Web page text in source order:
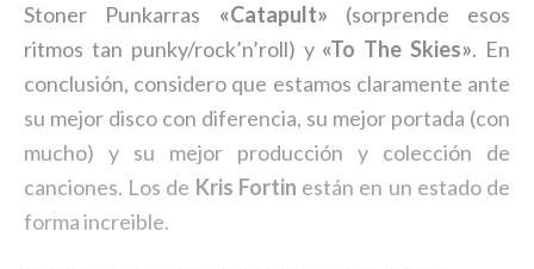
Stoner Punkarras «Catapult» (sorprende esos
ritmos tan punky/rock’n’roll) y «To The Skies». En
conclusión, considero que estamos claramente ante
su mejor disco con diferencia, su mejor portada (con
mucho) y su mejor producción y colección de
canciones. Los de Kris Fortin están en un estado de
forma increible.